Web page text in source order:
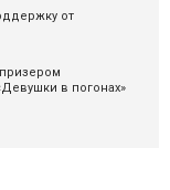
от
в погонах»